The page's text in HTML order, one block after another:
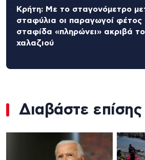
Κρήτη: Με το σταγονόμετρο
σταφύλια οι παραγωγοί φέτος
σταφίδα «πληρώνει» ακριβά
χαλαζιού
Διαβάστε επίσης